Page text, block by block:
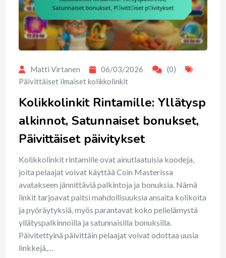
Matti Virtanen 06/03/2026
(0)
Päivittäiset ilmaiset kolikkolinkit
Kolikkolinkit Rintamille: Yllätysp
alkinnot, Satunnaiset bonukset,
Päivittäiset päivitykset
Kolikkolinkit rintamille ovat ainutlaatuisia koodeja,
joita pelaajat voivat käyttää Coin Masterissa
avatakseen jännittäviä palkintoja ja bonuksia. Nämä
linkit tarjoavat paitsi mahdollisuuksia ansaita kolikoita
ja pyöräytyksiä, myös parantavat koko pelielämystä
yllätyspalkinnoilla ja satunnaisilla bonuksilla.
Päivitettyinä päivittäin pelaajat voivat odottaa uusia
linkkejä,…